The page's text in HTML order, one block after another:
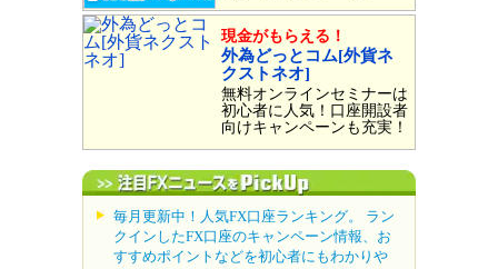
現金がもらえる！
外為どっとコム[外貨ネ
クストネオ]
無料オンラインセミナーは
初心者に人気！口座開設者
向けキャンペーンも充実！
毎月更新中！人気FX口座ランキング。 ラン
クインしたFX口座のキャンペーン情報、お
すすめポイントなどを初心者にもわかりや